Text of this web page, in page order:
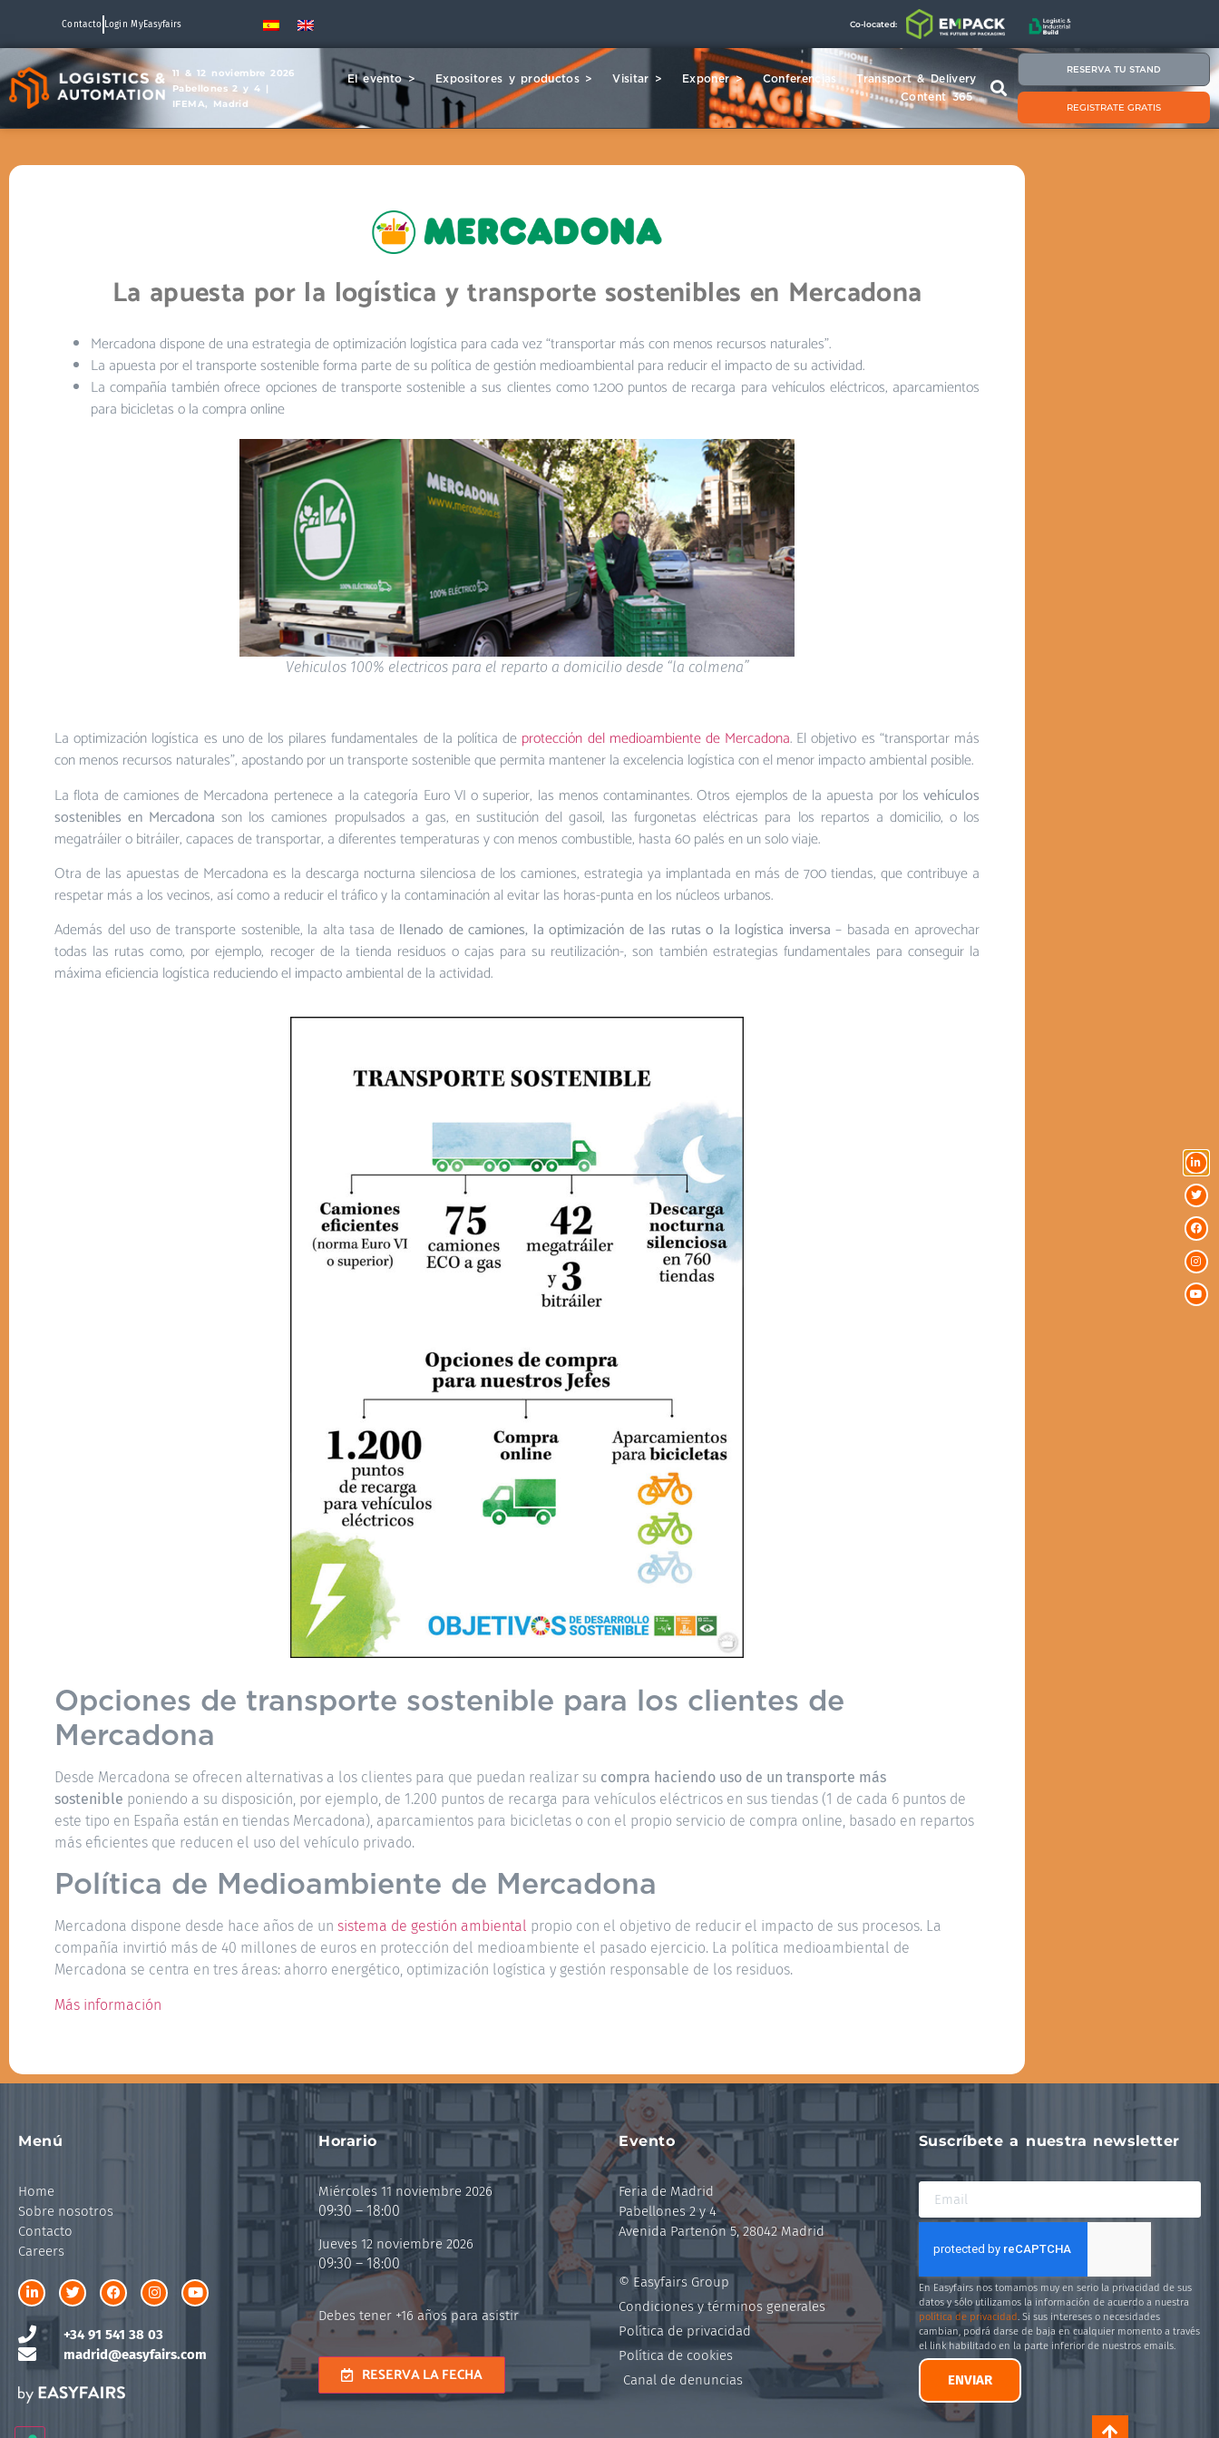
Contacto Login MyEasyfairs Co-located:
11 & 12 noviembre 2026
Pabellones 2 y 4 |
IFEMA, Madrid
El evento > Expositores y productos > Visitar > Exponer > Conferencias
Transport & Delivery
Content 365
RESERVA TU STAND
REGISTRATE GRATIS
La apuesta por la logística y transporte sostenibles en Mercadona
Mercadona dispone de una estrategia de optimización logística para cada vez “transportar más con menos recursos naturales”.
La apuesta por el transporte sostenible forma parte de su política de gestión medioambiental para reducir el impacto de su actividad.
La compañía también ofrece opciones de transporte sostenible a sus clientes como 1.200 puntos de recarga para vehículos eléctricos, aparcamientos
para bicicletas o la compra online
Vehiculos 100% electricos para el reparto a domicilio desde “la colmena”
La optimización logística es uno de los pilares fundamentales de la política de protección del medioambiente de Mercadona. El objetivo es “transportar más
con menos recursos naturales”, apostando por un transporte sostenible que permita mantener la excelencia logística con el menor impacto ambiental posible.
La flota de camiones de Mercadona pertenece a la categoría Euro VI o superior, las menos contaminantes. Otros ejemplos de la apuesta por los vehículos
sostenibles en Mercadona son los camiones propulsados a gas, en sustitución del gasoil, las furgonetas eléctricas para los repartos a domicilio, o los
megatráiler o bitráiler, capaces de transportar, a diferentes temperaturas y con menos combustible, hasta 60 palés en un solo viaje.
Otra de las apuestas de Mercadona es la descarga nocturna silenciosa de los camiones, estrategia ya implantada en más de 700 tiendas, que contribuye a
respetar más a los vecinos, así como a reducir el tráfico y la contaminación al evitar las horas-punta en los núcleos urbanos.
Además del uso de transporte sostenible, la alta tasa de llenado de camiones, la optimización de las rutas o la logística inversa – basada en aprovechar
todas las rutas como, por ejemplo, recoger de la tienda residuos o cajas para su reutilización-, son también estrategias fundamentales para conseguir la
máxima eficiencia logística reduciendo el impacto ambiental de la actividad.
Opciones de transporte sostenible para los clientes de
Mercadona
Desde Mercadona se ofrecen alternativas a los clientes para que puedan realizar su compra haciendo uso de un transporte más
sostenible poniendo a su disposición, por ejemplo, de 1.200 puntos de recarga para vehículos eléctricos en sus tiendas (1 de cada 6 puntos de
este tipo en España están en tiendas Mercadona), aparcamientos para bicicletas o con el propio servicio de compra online, basado en repartos
más eficientes que reducen el uso del vehículo privado.
Política de Medioambiente de Mercadona
Mercadona dispone desde hace años de un sistema de gestión ambiental propio con el objetivo de reducir el impacto de sus procesos. La
compañía invirtió más de 40 millones de euros en protección del medioambiente el pasado ejercicio. La política medioambiental de
Mercadona se centra en tres áreas: ahorro energético, optimización logística y gestión responsable de los residuos.
Más información
Menú
Home
Sobre nosotros
Contacto
Careers
+34 91 541 38 03
madrid@easyfairs.com
Horario
Miércoles 11 noviembre 2026
09:30 – 18:00
Jueves 12 noviembre 2026
09:30 – 18:00
Debes tener +16 años para asistir
RESERVA LA FECHA
Evento
Feria de Madrid
Pabellones 2 y 4
Avenida Partenón 5, 28042 Madrid
© Easyfairs Group
Condiciones y términos generales
Política de privacidad
Política de cookies
Canal de denuncias
Suscríbete a nuestra newsletter
En Easyfairs nos tomamos muy en serio la privacidad de sus
datos y sólo utilizamos la información de acuerdo a nuestra
política de privacidad. Si sus intereses o necesidades
cambian, podrá darse de baja en cualquier momento a través
el link habilitado en la parte inferior de nuestros emails.
ENVIAR